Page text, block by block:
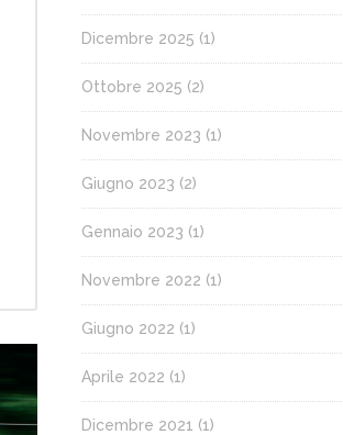
Dicembre 2025 (1)
Ottobre 2025 (2)
Novembre 2023 (1)
Giugno 2023 (2)
Gennaio 2023 (1)
Novembre 2022 (1)
Giugno 2022 (1)
Aprile 2022 (1)
Dicembre 2021 (1)